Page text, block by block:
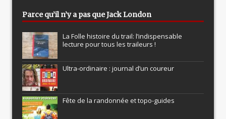
Parce qu’il n’y a pas que Jack London
La Folle histoire du trail: l’indispensable
lecture pour tous les traileurs !
Ultra-ordinaire : journal d’un coureur
Fête de la randonnée et topo-guides